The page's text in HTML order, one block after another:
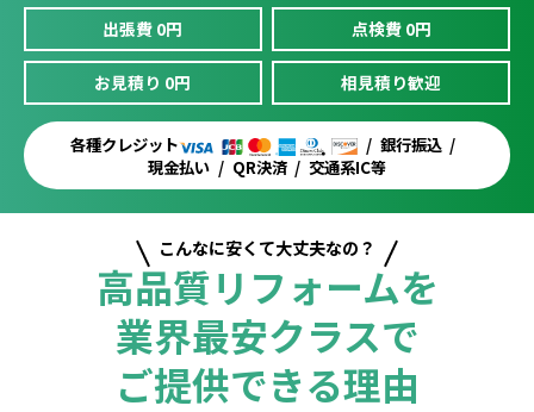
出張費 0円 点検費 0円
お見積り 0円 相見積り歓迎
各種クレジット
銀行振込
現金払い
QR決済 交通系IC等
こんなに安くて大丈夫なの？
高品質リフォームを
業界最安クラスで
ご提供できる理由